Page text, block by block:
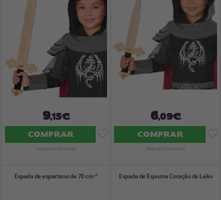
9,15€
COMPRAR
Imposto Incluído
6,09€
COMPRAR
Imposto Incluído
Espada de espartano de 70 cm ^ Espada de Espuma Coração de Leão